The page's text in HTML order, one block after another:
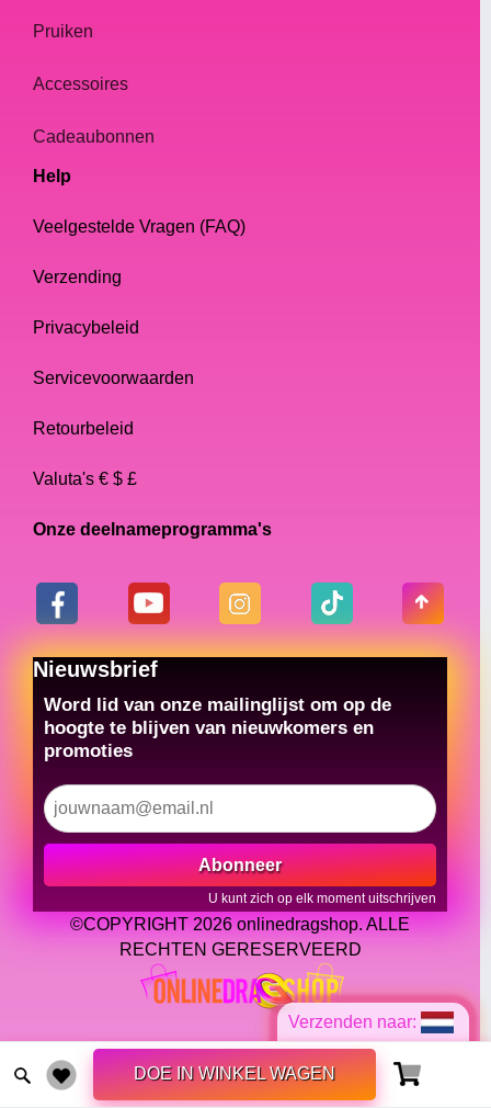
Verzenden naar:
DOE IN WINKEL WAGEN
Pruiken
Accessoires
Cadeaubonnen
Help
Veelgestelde Vragen (FAQ)
Verzending
Privacybeleid
Servicevoorwaarden
Retourbeleid
Valuta's € $ £
Onze deelnameprogramma's
Nieuwsbrief
Word lid van onze mailinglijst om op de
hoogte te blijven van nieuwkomers en
promoties
Abonneer
U kunt zich op elk moment uitschrijven
©COPYRIGHT 2026 onlinedragshop. ALLE
RECHTEN GERESERVEERD